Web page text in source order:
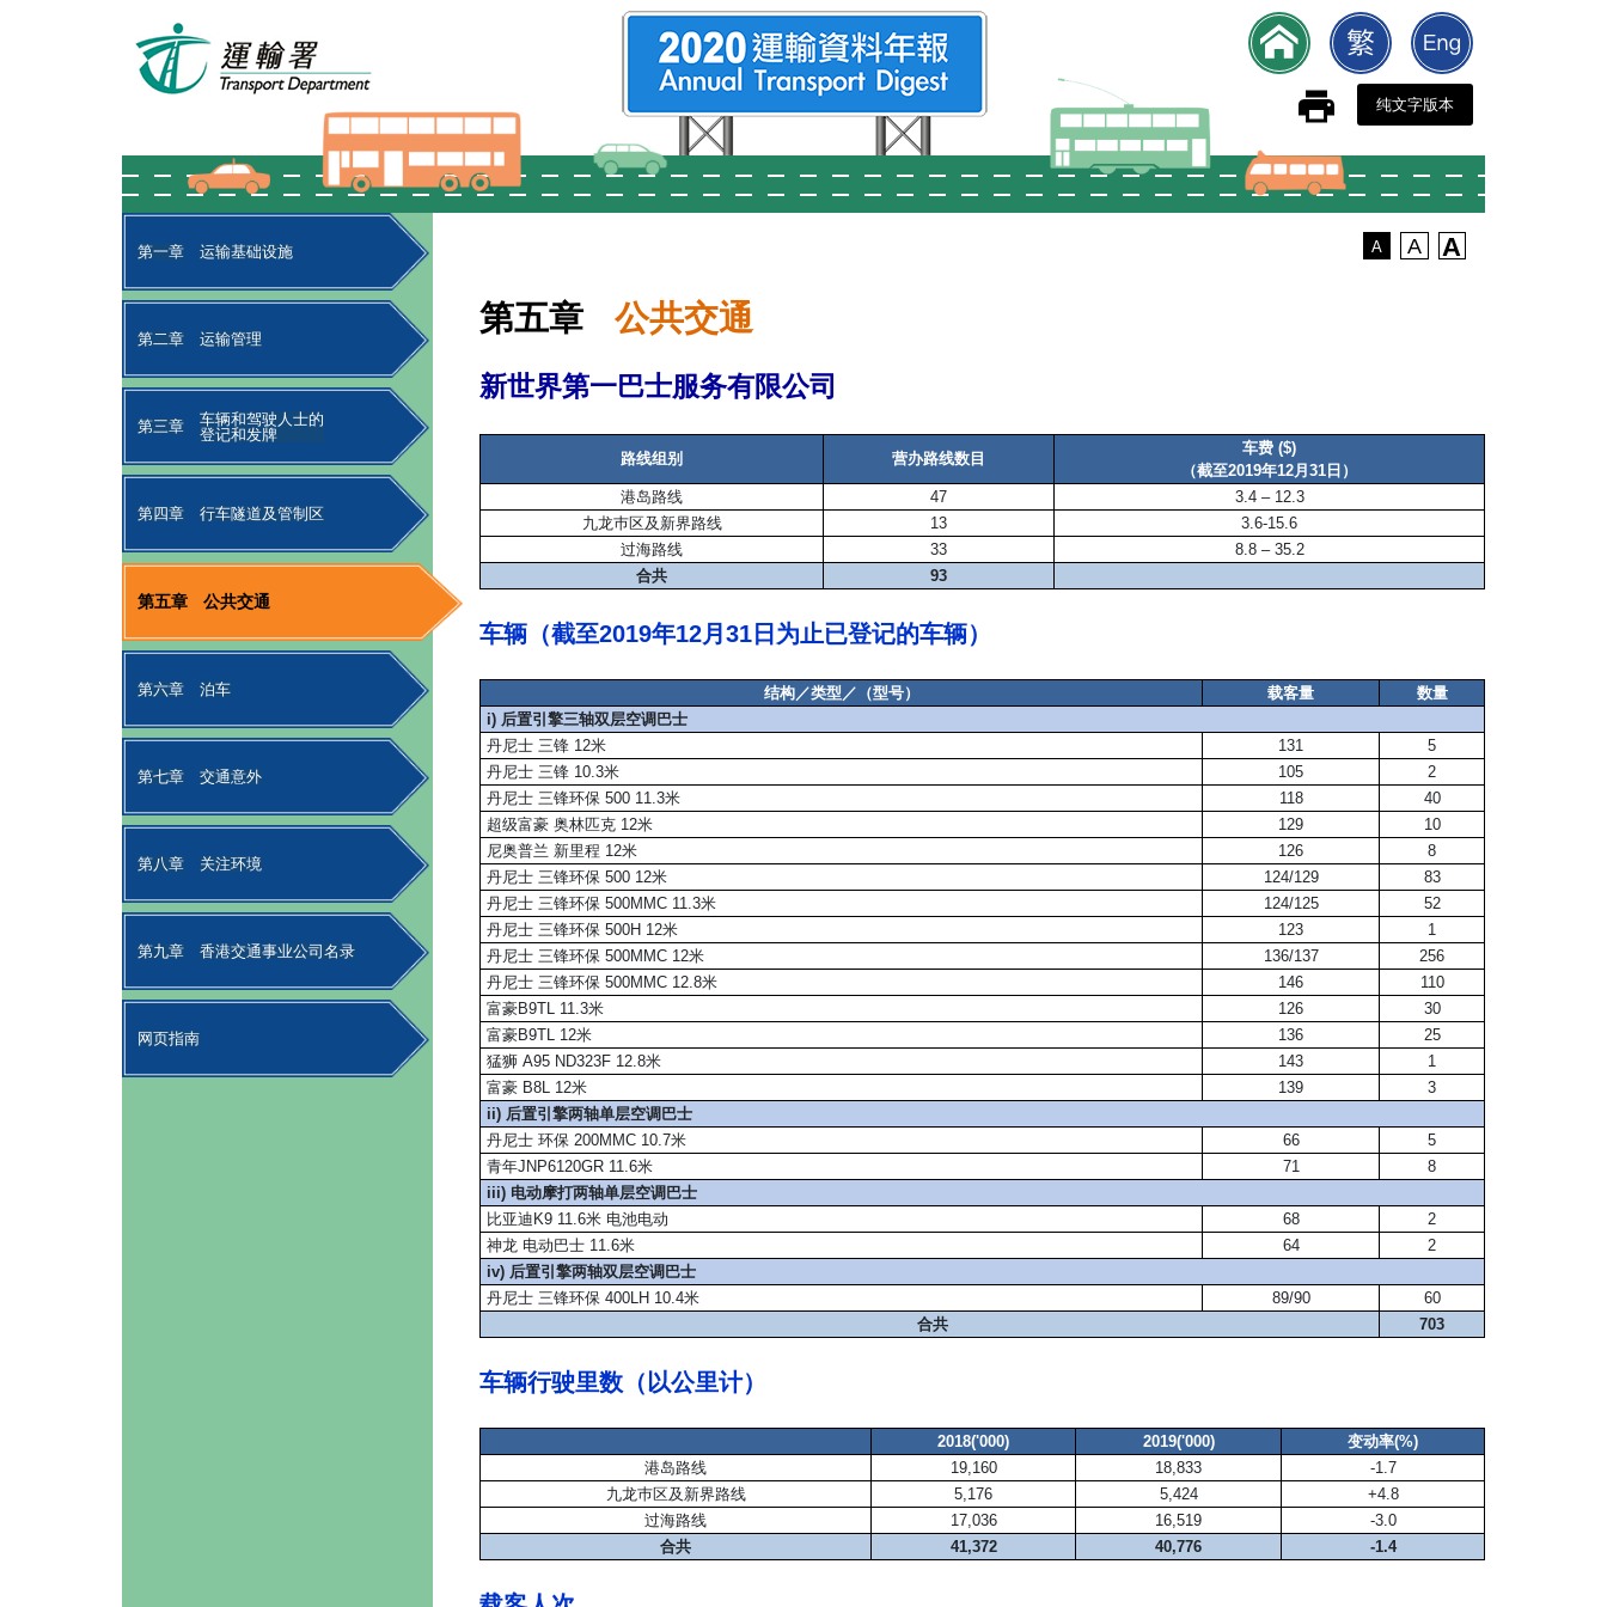
纯文字版本
第一章 运输基础设施
第二章 运输管理
第三章
车辆和驾驶人士的
登记和发牌
第四章 行车隧道及管制区
第五章 公共交通
第六章 泊车
第七章 交通意外
第八章 关注环境
第九章 香港交通事业公司名录
网页指南
A A A
第五章 公共交通
新世界第一巴士服务有限公司
路线组别 营办路线数目
车费 ($)
（截至2019年12月31日）
港岛路线
47
3.4 – 12.3
九龙巿区及新界路线
13
3.6-15.6
过海路线
33
8.8 – 35.2
合共
93
车辆（截至2019年12月31日为止已登记的车辆）
结构／类型／（型号） 载客量
数量
i) 后置引擎三轴双层空调巴士
丹尼士 三锋 12米
131
5
丹尼士 三锋 10.3米
105
2
丹尼士 三锋环保 500 11.3米
118
40
超级富豪 奥林匹克 12米
129
10
尼奥普兰 新里程 12米
126
8
丹尼士 三锋环保 500 12米
124/129
83
丹尼士 三锋环保 500MMC 11.3米
124/125
52
丹尼士 三锋环保 500H 12米
123
1
丹尼士 三锋环保 500MMC 12米
136/137
256
丹尼士 三锋环保 500MMC 12.8米
146
110
富豪B9TL 11.3米
126
30
富豪B9TL 12米
136
25
猛狮 A95 ND323F 12.8米
143
1
富豪 B8L 12米
139
3
ii) 后置引擎两轴单层空调巴士
丹尼士 环保 200MMC 10.7米
66
5
青年JNP6120GR 11.6米
71
8
iii) 电动摩打两轴单层空调巴士
比亚迪K9 11.6米 电池电动
68
2
神龙 电动巴士 11.6米
64
2
iv) 后置引擎两轴双层空调巴士
丹尼士 三锋环保 400LH 10.4米
89/90
60
合共
703
车辆行驶里数（以公里计）
2018('000) 2019('000)
变动率(%)
港岛路线
19,160 18,833
-1.7
九龙巿区及新界路线
5,176 5,424
+4.8
过海路线
17,036 16,519
-3.0
合共
41,372 40,776 -1.4